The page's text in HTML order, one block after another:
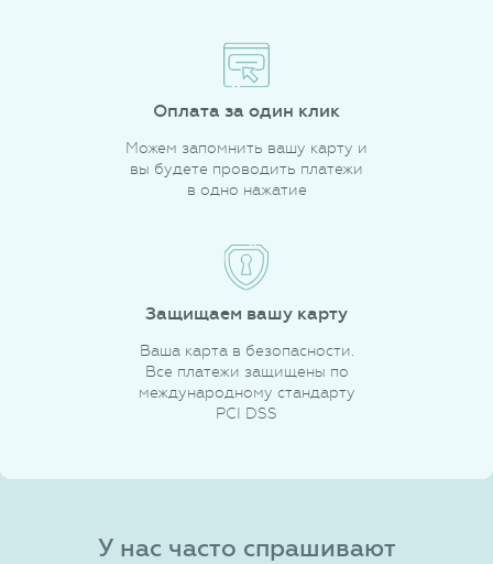
Оплата за один клик
Можем запомнить вашу карту и
вы будете проводить платежи
в одно нажатие
Защищаем вашу карту
Ваша карта в безопасности.
Все платежи защищены по
международному стандарту
PCI DSS
У нас часто спрашивают